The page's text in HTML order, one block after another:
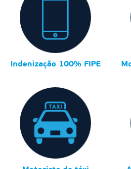
Indenização 100% FIPE